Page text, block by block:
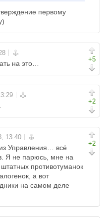
первому
+5
на это…
+2
+2
Управления… всё
Я не парюсь, мне на
противотуманок
а вот
на самом деле